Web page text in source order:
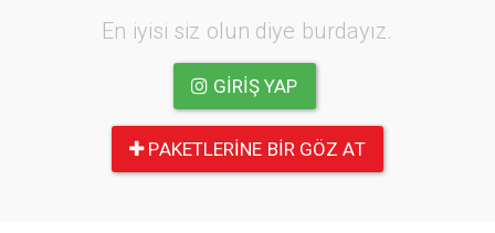
En iyisi siz olun diye burdayız.
GIRIŞ YAP
PAKETLERINE BIR GÖZ AT